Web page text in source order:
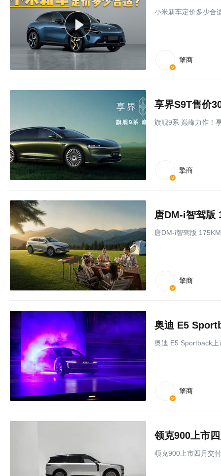
小米新车定价多少合
擎商
享界S9T售价
旗舰9系 巅峰力作！
擎商
唐DM-i智驾版
唐DM-i智驾版
擎商
奥迪 E5
奥迪 E5 Sportback
擎商
领克900上市
领克900上市四月交